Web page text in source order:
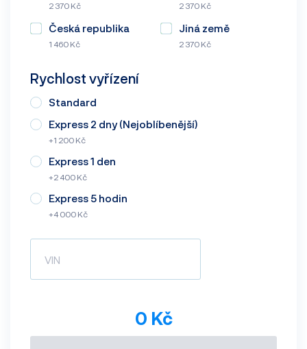
2 370 Kč 2 370 Kč
Česká republika
1 460 Kč
Jiná země
2 370 Kč
Rychlost vyřízení
Standard
Express 2 dny (Nejoblíbenější)
+1 200 Kč
Express 1 den
+2 400 Kč
Express 5 hodin
+4 000 Kč
0 Kč